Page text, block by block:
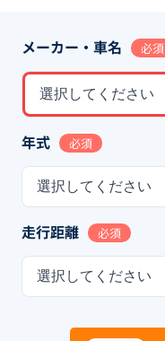
メーカー・車名 必須
選択してください
年式 必須
選択してください
走行距離 必須
選択してください